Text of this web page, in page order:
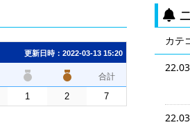
カテ